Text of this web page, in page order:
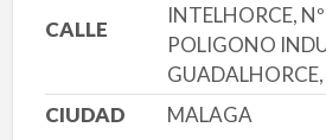
CALLE
INTELHORCE,
POLIGONO
CIUDAD
MALAGA